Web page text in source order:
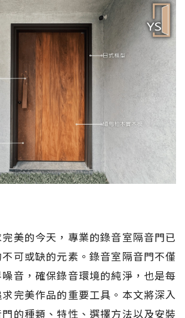
美的今天，專業的錄音室隔音門已
可或缺的元素。錄音室隔音門不僅
音，確保錄音環境的純淨，也是每
完美作品的重要工具。本文將深入
的種類、特性、選擇方法以及安裝